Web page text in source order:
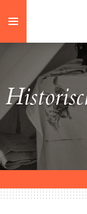
direct
naar
hoofdinhoud